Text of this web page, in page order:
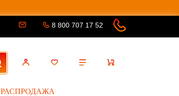
8 800 707 17 52
РАСПРОДАЖА